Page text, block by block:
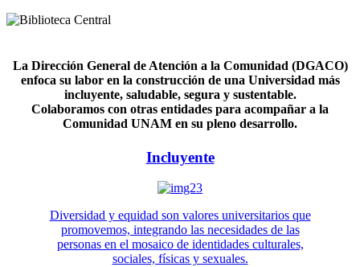
La Dirección General de Atención a la Comunidad (DGACO)
enfoca su labor en la construcción de una Universidad más
incluyente, saludable, segura y sustentable.
Colaboramos con otras entidades para acompañar a la
Comunidad UNAM en su pleno desarrollo.
Incluyente
Diversidad y equidad son valores universitarios que
promovemos, integrando las necesidades de las
personas en el mosaico de identidades culturales,
sociales, físicas y sexuales.